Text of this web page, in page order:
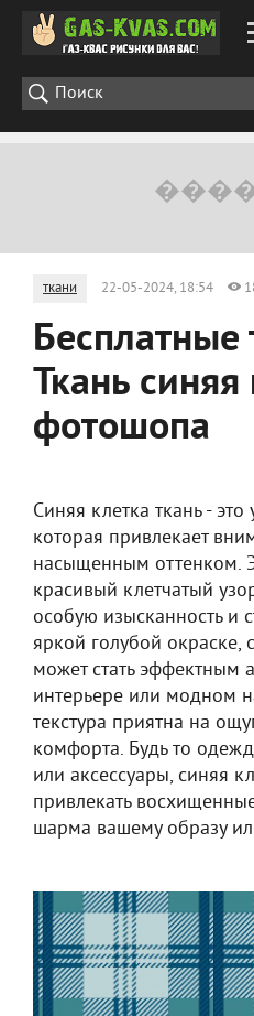
ткани 22-05-2024, 18:54
Бесплатные
Ткань
фотошопа
Синяя клетка ткань - это
которая привлекает
насыщенным оттенком.
красивый клетчатый
особую изысканность и
яркой голубой окраске,
может стать эффектным
интерьере или модном
текстура приятна на
комфорта. Будь то
или аксессуары, синяя
привлекать
шарма вашему образу